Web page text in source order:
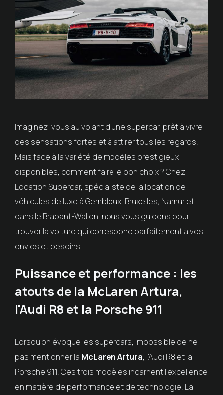
Imaginez-vous au volant d'une supercar, prêt à vivre
des sensations fortes et à attirer tous les regards.
Mais face à la variété de modèles prestigieux
disponibles, comment faire le bon choix ? Chez
Location Supercar, spécialiste de la location de
véhicules de luxe à Gembloux, Bruxelles, Namur et
dans le Brabant-Wallon, nous vous guidons pour
trouver la voiture qui correspond parfaitement à vos
envies et besoins.
Puissance et performance : les
atouts de la McLaren Artura,
l'Audi R8 et la Porsche 911
Lorsqu'on évoque les supercars, impossible de ne
pas mentionner la McLaren Artura, l'Audi R8 et la
Porsche 911. Ces trois modèles incarnent l'excellence
en matière de performance et de technologie. La